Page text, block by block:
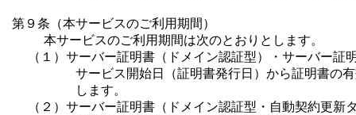
第９条（本サービスのご利用期間）
    本サービスのご利用期間は次のとおりとします。
（１）サーバー証明書（ドメイン認証型）・サーバー証
サービス開始日（証明書発行日）から証明書の
        します。
（２）サーバー証明書（ドメイン認証型・自動契約更新